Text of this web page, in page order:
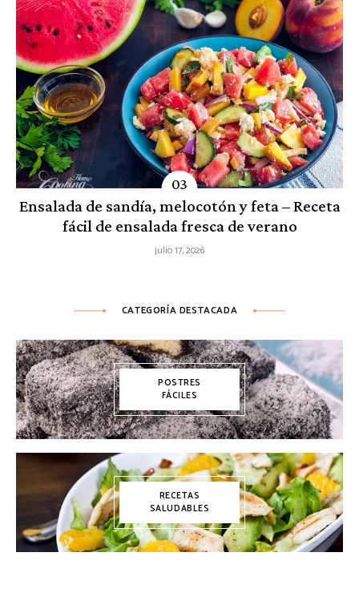
Ensalada de sandía, melocotón y feta – Receta
fácil de ensalada fresca de verano
julio 17, 2026
CATEGORÍA DESTACADA
POSTRES
FÁCILES
RECETAS
SALUDABLES